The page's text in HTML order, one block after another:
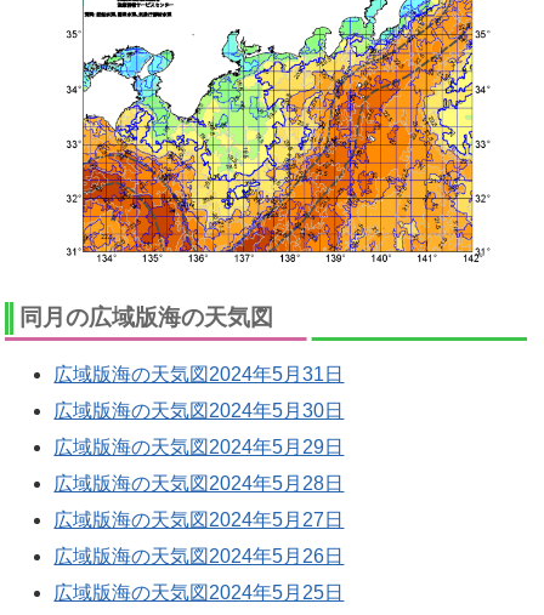
同月の広域版海の天気図
広域版海の天気図2024年5月31日
広域版海の天気図2024年5月30日
広域版海の天気図2024年5月29日
広域版海の天気図2024年5月28日
広域版海の天気図2024年5月27日
広域版海の天気図2024年5月26日
広域版海の天気図2024年5月25日